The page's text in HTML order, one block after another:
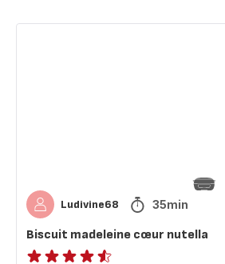
Ludivine68 35min
Biscuit madeleine cœur nutella